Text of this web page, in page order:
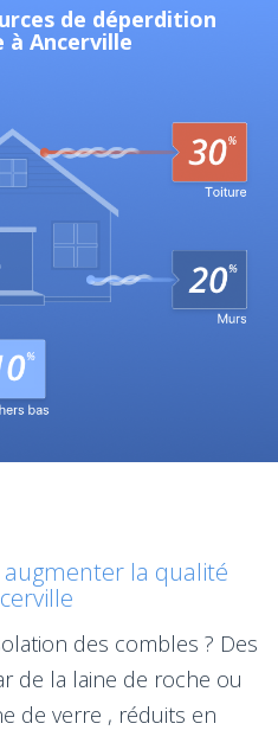
de déperdition
à Ancerville
la qualité
des combles ? Des
de la laine de roche ou
de verre , réduits en